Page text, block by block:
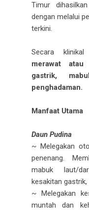
Timur
dengan melalui
terkini.
Secara
merawat atau
gastrik,
penghadaman.
Manfaat Utama
Daun Pudina
~ Melegakan
penenang.
mabuk laut/
kesakitan
~ Melegakan
muntah dan